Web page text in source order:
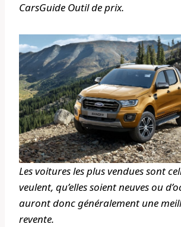
CarsGuide Outil de prix.
Les voitures les plus vendues sont
veulent, qu’elles soient neuves ou
auront donc généralement une
revente.